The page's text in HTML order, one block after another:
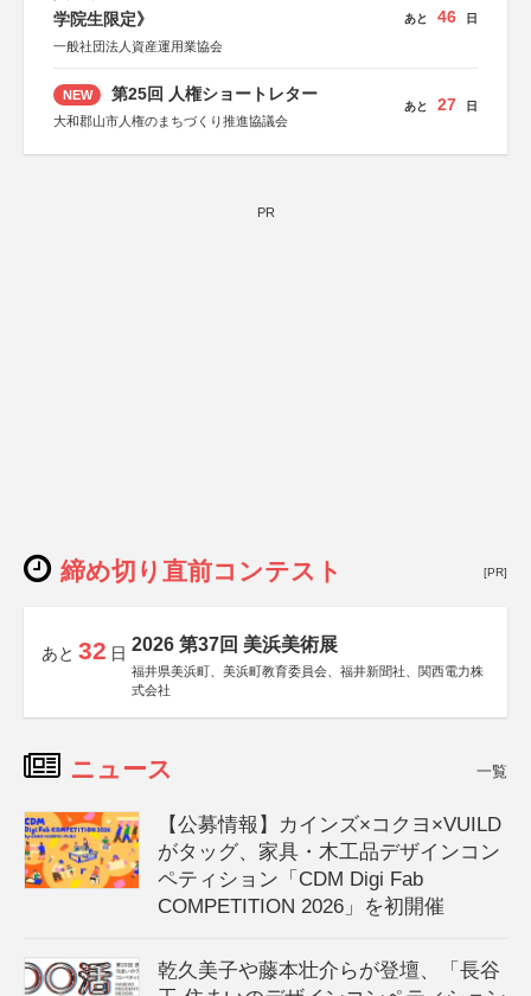
学院生限定》
一般社団法人資産運用業協会
あと 46 日
NEW 第25回 人権ショートレター
大和郡山市人権のまちづくり推進協議会
あと 27 日
PR
締め切り直前コンテスト [PR]
あと 32 日 2026 第37回 美浜美術展
福井県美浜町、美浜町教育委員会、福井新聞社、関西電力株
式会社
ニュース 一覧
【公募情報】カインズ×コクヨ×VUILD
がタッグ、家具・木工品デザインコン
ペティション「CDM Digi Fab
COMPETITION 2026」を初開催
乾久美子や藤本壮介らが登壇、「長谷